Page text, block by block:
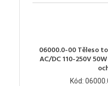
06000.0-00 Těleso
AC/DC 110-250V
Kód: